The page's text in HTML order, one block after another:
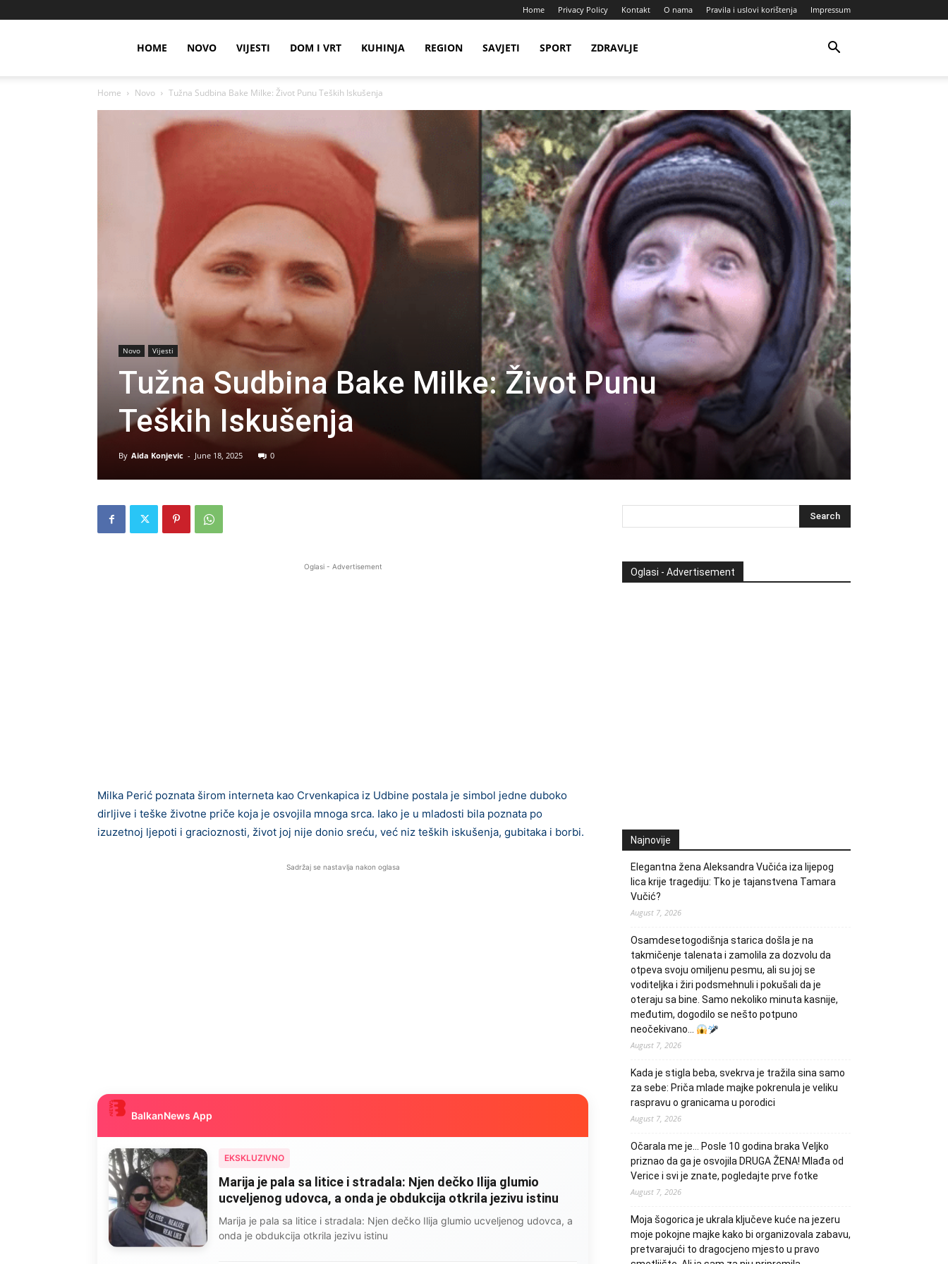
Home Privacy Policy Kontakt O nama Pravila i uslovi korištenja Impressum
HOME NOVO VIJESTI DOM I VRT KUHINJA REGION SAVJETI SPORT ZDRAVLJE
Home Novo Tužna Sudbina Bake Milke: Život Punu Teških Iskušenja
Novo Vijesti
Tužna Sudbina Bake Milke: Život Punu
Teških Iskušenja
By Aida Konjevic - June 18, 2025 0
Oglasi - Advertisement
Milka Perić poznata širom interneta kao Crvenkapica iz Udbine postala je simbol jedne duboko
dirljive i teške životne priče koja je osvojila mnoga srca. Iako je u mladosti bila poznata po
izuzetnoj ljepoti i gracioznosti, život joj nije donio sreću, već niz teških iskušenja, gubitaka i borbi.
Sadržaj se nastavlja nakon oglasa
BalkanNews App
EKSKLUZIVNO
Marija je pala sa litice i stradala: Njen dečko Ilija glumio
ucveljenog udovca, a onda je obdukcija otkrila jezivu istinu
Marija je pala sa litice i stradala: Njen dečko Ilija glumio ucveljenog udovca, a
onda je obdukcija otkrila jezivu istinu
Oglasi - Advertisement
Najnovije
Elegantna žena Aleksandra Vučića iza lijepog
lica krije tragediju: Tko je tajanstvena Tamara
Vučić?
August 7, 2026
Osamdesetogodišnja starica došla je na
takmičenje talenata i zamolila za dozvolu da
otpeva svoju omiljenu pesmu, ali su joj se
voditeljka i žiri podsmehnuli i pokušali da je
oteraju sa bine. Samo nekoliko minuta kasnije,
međutim, dogodilo se nešto potpuno
neočekivano…
August 7, 2026
Kada je stigla beba, svekrva je tražila sina samo
za sebe: Priča mlade majke pokrenula je veliku
raspravu o granicama u porodici
August 7, 2026
Očarala me je… Posle 10 godina braka Veljko
priznao da ga je osvojila DRUGA ŽENA! Mlađa od
Verice i svi je znate, pogledajte prve fotke
August 7, 2026
Moja šogorica je ukrala ključeve kuće na jezeru
moje pokojne majke kako bi organizovala zabavu,
pretvarajući to dragocjeno mjesto u pravo